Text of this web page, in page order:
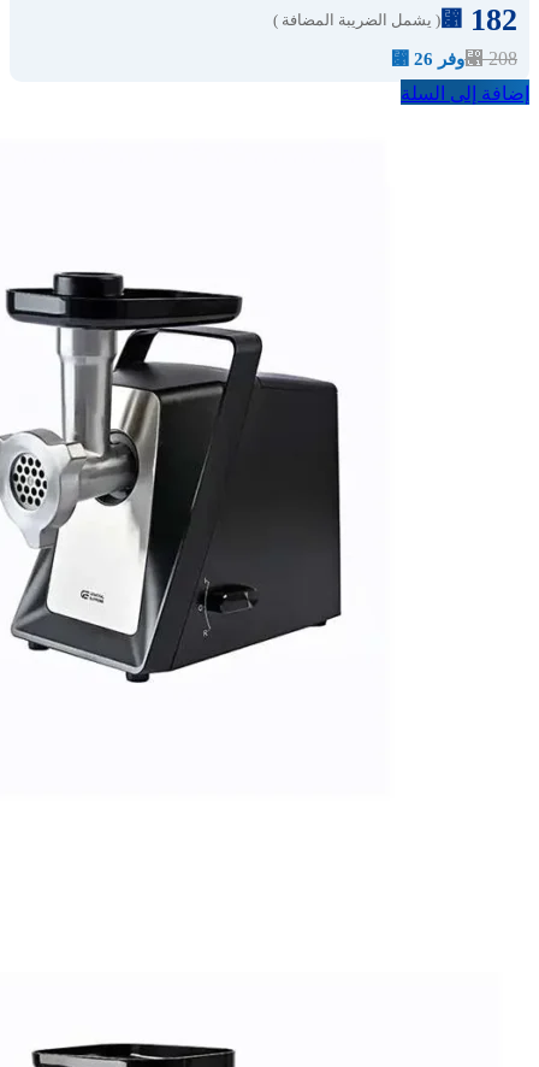
⃁ 182 ( يشمل الضريبة المضافة )
⃁208 وفر 26 ⃁
إضافة إلى السلة